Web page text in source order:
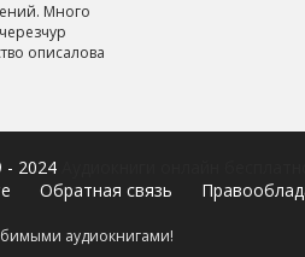
Много
описалова
- 2024
Обратная связь
аудиокнигами!